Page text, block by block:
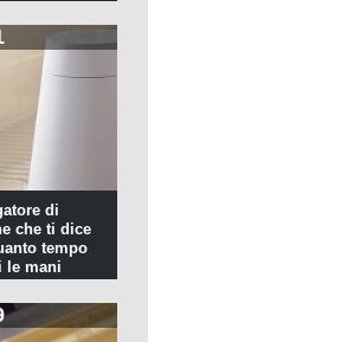
di
che ti dice
tempo
le mani